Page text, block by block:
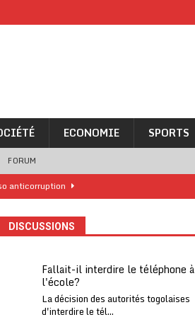
ECONOMIE SPORTS
FORUM
anticorruption
A LA UNE
DISCUSSIONS
Fallait-il interdire le téléphone à
l'école?
La décision des autorités togolaises
d'interdire le tél...